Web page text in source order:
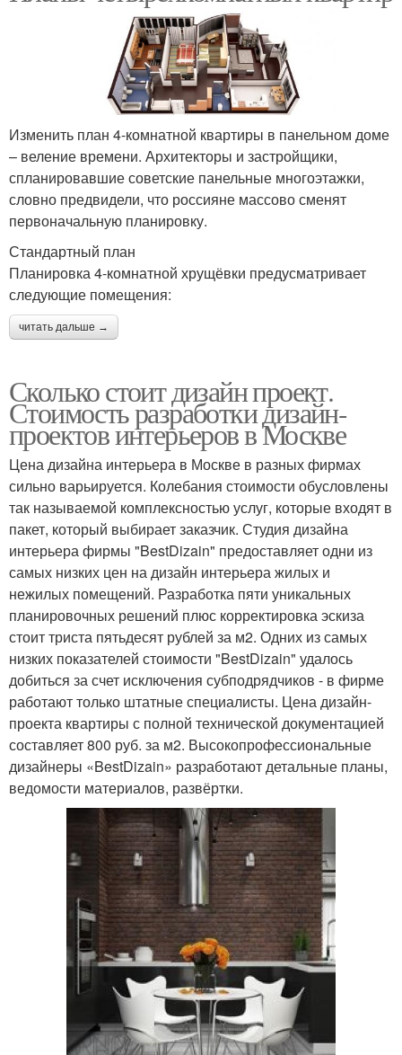
Изменить план 4-комнатной квартиры в панельном доме
– веление времени. Архитекторы и застройщики,
спланировавшие советские панельные многоэтажки,
словно предвидели, что россияне массово сменят
первоначальную планировку.
Стандартный план
Планировка 4-комнатной хрущёвки предусматривает
следующие помещения:
читать дальше →
Сколько стоит дизайн проект.
Стоимость разработки дизайн-
проектов интерьеров в Москве
Цена дизайна интерьера в Москве в разных фирмах
сильно варьируется. Колебания стоимости обусловлены
так называемой комплексностью услуг, которые входят в
пакет, который выбирает заказчик. Студия дизайна
интерьера фирмы "BestDizain" предоставляет одни из
самых низких цен на дизайн интерьера жилых и
нежилых помещений. Разработка пяти уникальных
планировочных решений плюс корректировка эскиза
стоит триста пятьдесят рублей за м2. Одних из самых
низких показателей стоимости "BestDizain" удалось
добиться за счет исключения субподрядчиков - в фирме
работают только штатные специалисты. Цена дизайн-
проекта квартиры с полной технической документацией
составляет 800 руб. за м2. Высокопрофессиональные
дизайнеры «BestDizain» разработают детальные планы,
ведомости материалов, развёртки.